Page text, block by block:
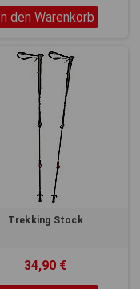
In den Warenkorb
Trekking Stock
34,90 €